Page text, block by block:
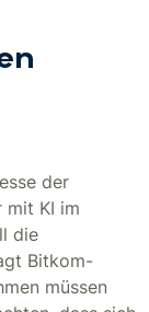
der
mit KI im
die
Bitkom-
müssen